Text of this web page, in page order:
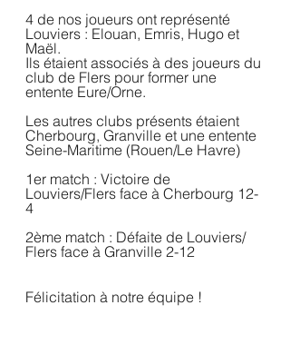
4 de nos joueurs ont représenté
Louviers : Elouan, Emris, Hugo et
Maël.
Ils étaient associés à des joueurs du
club de Flers pour former une
entente Eure/Orne.
Les autres clubs présents étaient
Cherbourg, Granville et une entente
Seine-Maritime (Rouen/Le Havre)
1er match : Victoire de
Louviers/Flers face à Cherbourg 12-
4
2ème match : Défaite de Louviers/
Flers face à Granville 2-12
Félicitation à notre équipe !